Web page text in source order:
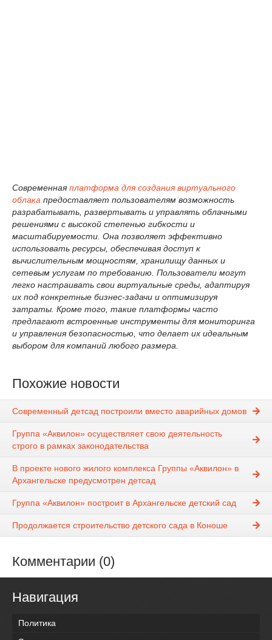
Современная платформа для создания виртуального
облака предоставляет пользователям возможность
разрабатывать, развертывать и управлять облачными
решениями с высокой степенью гибкости и
масштабируемости. Она позволяет эффективно
использовать ресурсы, обеспечивая доступ к
вычислительным мощностям, хранилищу данных и
сетевым услугам по требованию. Пользователи могут
легко настраивать свои виртуальные среды, адаптируя
их под конкретные бизнес-задачи и оптимизируя
затраты. Кроме того, такие платформы часто
предлагают встроенные инструменты для мониторинга
и управления безопасностью, что делает их идеальным
выбором для компаний любого размера.
Похожие новости
Современный детсад построили вместо аварийных домов
Группа «Аквилон» осуществляет свою деятельность
строго в рамках законодательства
В проекте нового жилого комплекса Группы «Аквилон» в
Архангельске предусмотрен детсад
Группа «Аквилон» построит в Архангельске детский сад
Продолжается строительство детского сада в Коноше
Комментарии (0)
Навигация
Политика